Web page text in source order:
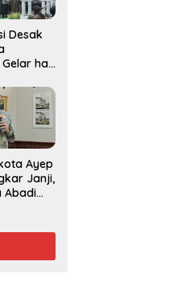
Desak
hak
Ayep
Janji,
Abadi